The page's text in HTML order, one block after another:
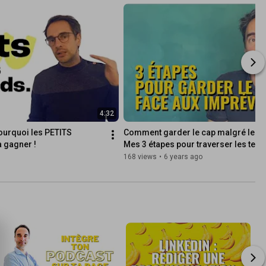
4:32
les PETITS
gagner !
Comment garder le cap malgré les
Mes 3 étapes pour traverser les
168 views • 6 years ago